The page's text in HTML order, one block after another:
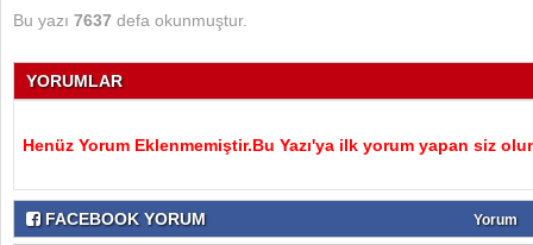
Bu yazı 7637 defa okunmuştur.
YORUMLAR
Henüz Yorum Eklenmemiştir.Bu Yazı'ya ilk yorum yapan siz
FACEBOOK YORUM Yorum